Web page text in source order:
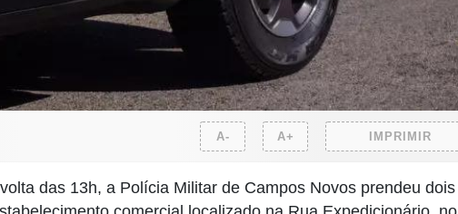
A- A+ IMPRIMIR
das 13h, a Polícia Militar de Campos Novos prendeu dois